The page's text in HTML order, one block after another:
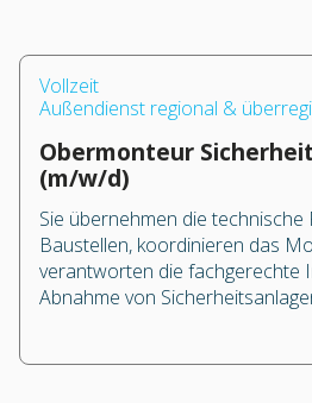
Vollzeit
Außendienst regional &
Obermonteur
(m/w/d)
Sie übernehmen die
Baustellen, koordinieren das
verantworten die fachgerechte
Abnahme von